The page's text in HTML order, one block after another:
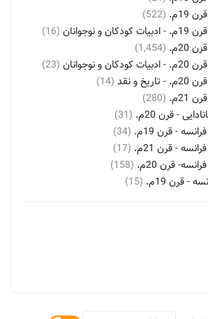
(522)
(16)
(1,454)
(23)
و نقد
(14)
(280)
- قرن 20م.
(31)
- قرن 19م.
(34)
- قرن 21م.
(17)
قرن 20م.
(158)
- قرن 19م.
(15)
- قرن 20م.
20